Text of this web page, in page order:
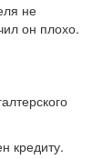
не
он плохо.
кредиту.